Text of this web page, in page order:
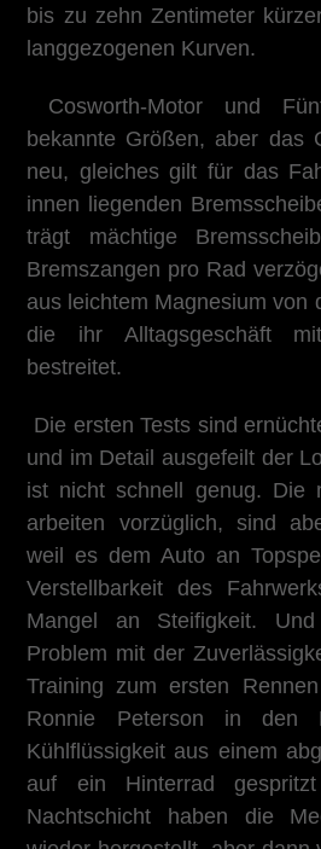
bis zu zehn Zentimeter
langgezogenen Kurven.
Cosworth-Motor und
bekannte Größen, aber das
neu, gleiches gilt für das
innen liegenden
trägt mächtige
Bremszangen pro Rad
aus leichtem Magnesium von
die ihr Alltagsgeschäft mit
bestreitet.
Die ersten Tests sind
und im Detail ausgefeilt der
ist nicht schnell genug. Die
arbeiten vorzüglich, sind
weil es dem Auto an
Verstellbarkeit des
Mangel an Steifigkeit.
Problem mit der
Training zum ersten
Ronnie Peterson in den
Kühlflüssigkeit aus einem
auf ein Hinterrad
Nachtschicht haben die